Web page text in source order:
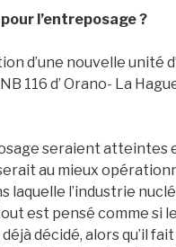
l’entreposage ?
d’une nouvelle unité
116 d’ Orano- La
seraient atteintes
au mieux
laquelle l’industrie
est pensé comme si
décidé, alors qu’il fait